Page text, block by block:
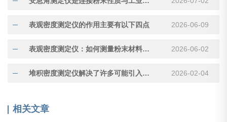
表观密度测定仪的作用主要有以下四点 2026-06-09
表观密度测定仪：如何测量粉末材料的“真实体积” 2026-06-02
堆积密度测定仪解决了许多可能引入误差的因素 2026-02-04
相关文章